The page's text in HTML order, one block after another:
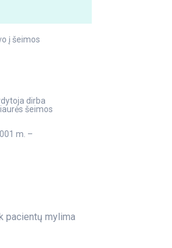
į šeimos
dirba
šeimos
m. –
pacientų mylima